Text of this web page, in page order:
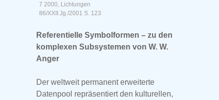
7 2000, Lichtungen
86/XXII.Jg./2001 S. 123
Referentielle Symbolformen – zu den
komplexen Subsystemen von W. W.
Anger
Der weltweit permanent erweiterte
Datenpool repräsentiert den kulturellen,